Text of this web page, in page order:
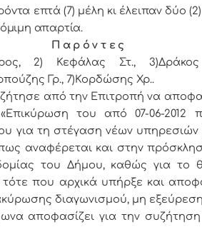
επτά (7) μέλη κι έλειπαν δύο
απαρτία.
Π α ρ ό ν τ ε ς
2) Κεφάλας Στ.,
Γρ., 7)Κορδώσης Χρ..
από την Επιτροπή να
του από 07-06-2012
για τη στέγαση νέων
αναφέρεται και στην
του Δήμου, καθώς για το
που αρχικά υπήρξε και
διαγωνισμού, μη
αποφασίζει για την